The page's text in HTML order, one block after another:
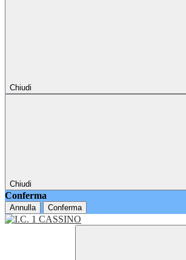
Chiudi
Chiudi
Conferma
Annulla Conferma